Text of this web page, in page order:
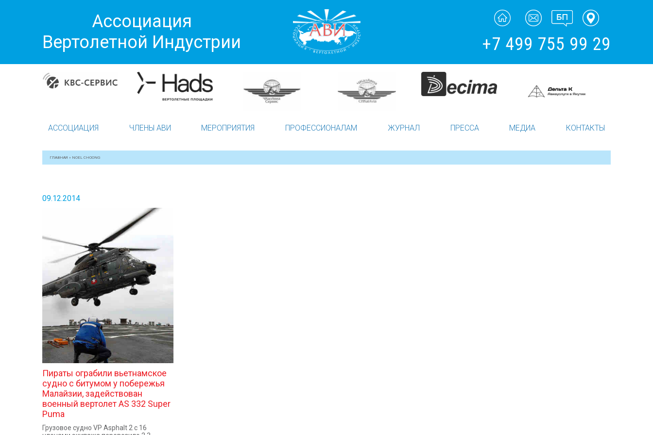
Ассоциация
Вертолетной Индустрии
+7 499 755 99 29
АССОЦИАЦИЯ ЧЛЕНЫ АВИ МЕРОПРИЯТИЯ ПРОФЕССИОНАЛАМ ЖУРНАЛ ПРЕССА МЕДИА КОНТАКТЫ
ГЛАВНАЯ » NOEL CHOONG
09.12.2014
Пираты ограбили вьетнамское
судно с битумом у побережья
Малайзии, задействован
военный вертолет AS 332 Super
Puma
Грузовое судно VP Asphalt 2 с 16